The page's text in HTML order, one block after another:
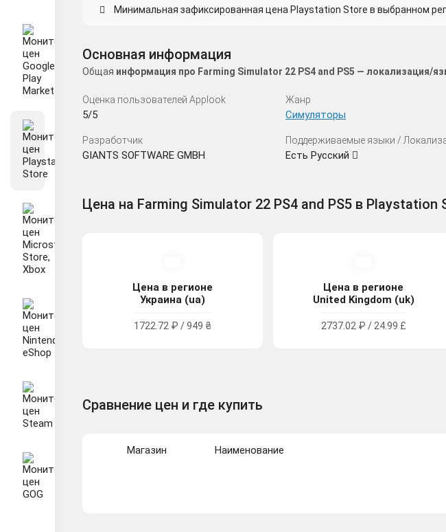
Минимальная зафиксированная цена Playstation Store в выбранном
Основная информация
Общая информация про Farming Simulator 22 PS4 and PS5 — локализация/
Оценка пользователей Applook
5/5
Жанр
Симуляторы
Разработчик
GIANTS SOFTWARE GMBH
Поддерживаемые языки /
Есть Русский
Цена на Farming Simulator 22 PS4 and PS5 в Playstation
Цена в регионе
Украина (ua)
1722.72 ₽ / 949 ₴
Цена в регионе
United Kingdom (uk)
2737.02 ₽ / 24.99 £
Сравнение цен и где купить
Магазин Наименование